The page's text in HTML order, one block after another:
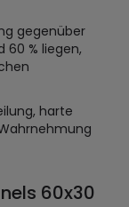
gegenüber
% liegen,
harte
60x30